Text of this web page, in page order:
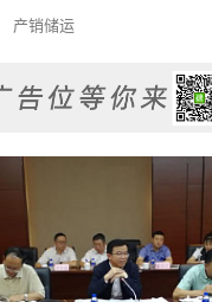
产销储运